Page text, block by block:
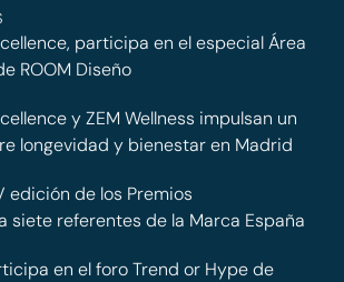
participa en el especial Área
ROOM Diseño
y ZEM Wellness impulsan un
longevidad y bienestar en Madrid
edición de los Premios
siete referentes de la Marca España
en el foro Trend or Hype de